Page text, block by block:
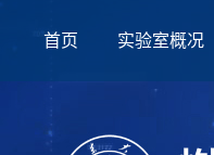
首页 实验室概况